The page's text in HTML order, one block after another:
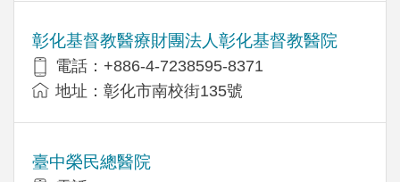
彰化基督教醫療財團法人彰化基督教醫院
電話：+886-4-7238595-8371
地址：彰化市南校街135號
臺中榮民總醫院